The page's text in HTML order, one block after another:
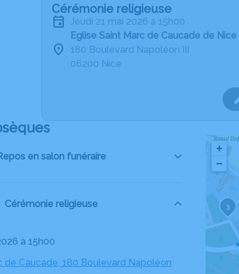
Cérémonie religieuse
jeudi 21 mai 2026 à 15h00
Eglise Saint Marc de Caucade de Nice
180 Boulevard Napoléon III
06200 Nice
en salon funéraire
Cérémonie religieuse
à 15h00
de Caucade, 180 Boulevard Napoléon
3
+
−